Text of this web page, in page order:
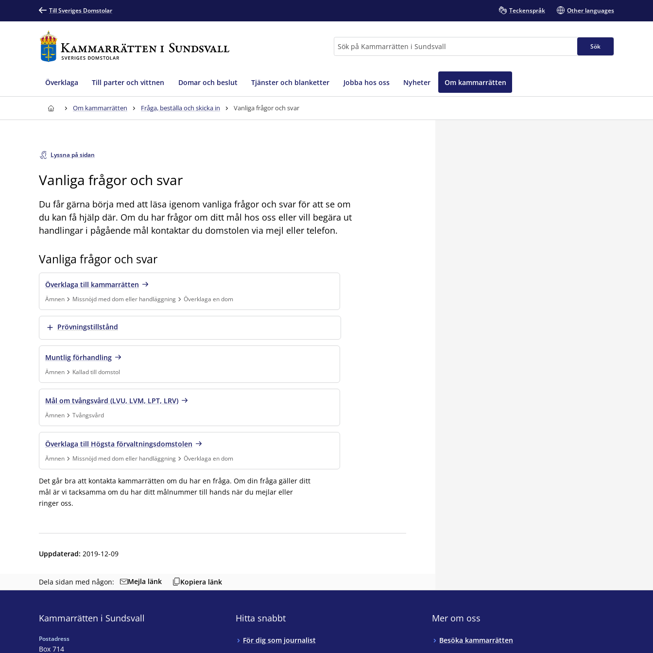
Till Sveriges Domstolar Teckenspråk Other languages
Sök
Överklaga Till parter och vittnen Domar och beslut Tjänster och blanketter Jobba hos oss Nyheter Om kammarrätten
Om kammarrätten Fråga, beställa och skicka in Vanliga frågor och svar
Lyssna på sidan
Vanliga frågor och svar
Du får gärna börja med att läsa igenom vanliga frågor och svar för att se om
du kan få hjälp där. Om du har frågor om ditt mål hos oss eller vill begära ut
handlingar i pågående mål kontaktar du domstolen via mejl eller telefon.
Vanliga frågor och svar
Överklaga till kammarrätten
Ämnen Missnöjd med dom eller handläggning
Överklaga en dom
Finns under:Ämnen, Missnöjd med dom eller handläggning, Överklaga en dom.
Visa merPrövningstillstånd
Muntlig förhandling
Ämnen
Kallad till domstol
Finns under:Ämnen, Kallad till domstol.
Mål om tvångsvård (LVU, LVM, LPT, LRV)
Ämnen
Tvångsvård
Finns under:Ämnen, Tvångsvård.
Överklaga till Högsta förvaltningsdomstolen
Ämnen Missnöjd med dom eller handläggning
Överklaga en dom
Finns under:Ämnen, Missnöjd med dom eller handläggning, Överklaga en dom.
Det går bra att kontakta kammarrätten om du har en fråga. Om din fråga gäller ditt
mål är vi tacksamma om du har ditt målnummer till hands när du mejlar eller
ringer oss.
Uppdaterad: 2019-12-09
Dela sidan med någon: Mejla länk Kopiera länk
Kammarrätten i Sundsvall
Postadress
Box 714
Hitta snabbt
För dig som journalist
Mer om oss
Besöka kammarrätten